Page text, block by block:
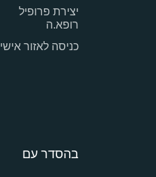
יצירת פרופיל
רופא.ה
כניסה לאזור אישי
בהסדר עם